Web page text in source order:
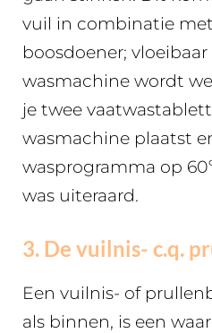
vuil in combinatie
boosdoener;
wasmachine wordt
je twee
wasmachine plaatst
wasprogramma op
was uiteraard.
3. De vuilnis- c.q.
Een vuilnis- of
als binnen, is een